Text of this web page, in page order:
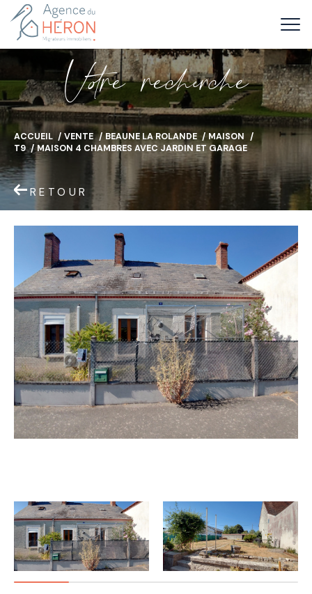
Vore recece
ACCUEIL VENTE BEAUNE LA ROLANDE
MAISON
T9
MAISON 4 CHAMBRES AVEC JARDIN ET GARAGE
RETOUR